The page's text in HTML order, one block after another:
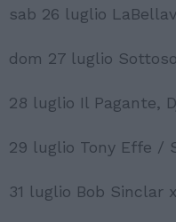
sab 26 luglio
dom 27 luglio
28 luglio Il Pagante,
29 luglio Tony Effe /
31 luglio Bob Sinclar